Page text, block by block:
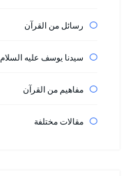
رسائل من القرآن
سيدنا يوسف عليه السلام
مفاهيم من القرآن
مقالات مختلفة